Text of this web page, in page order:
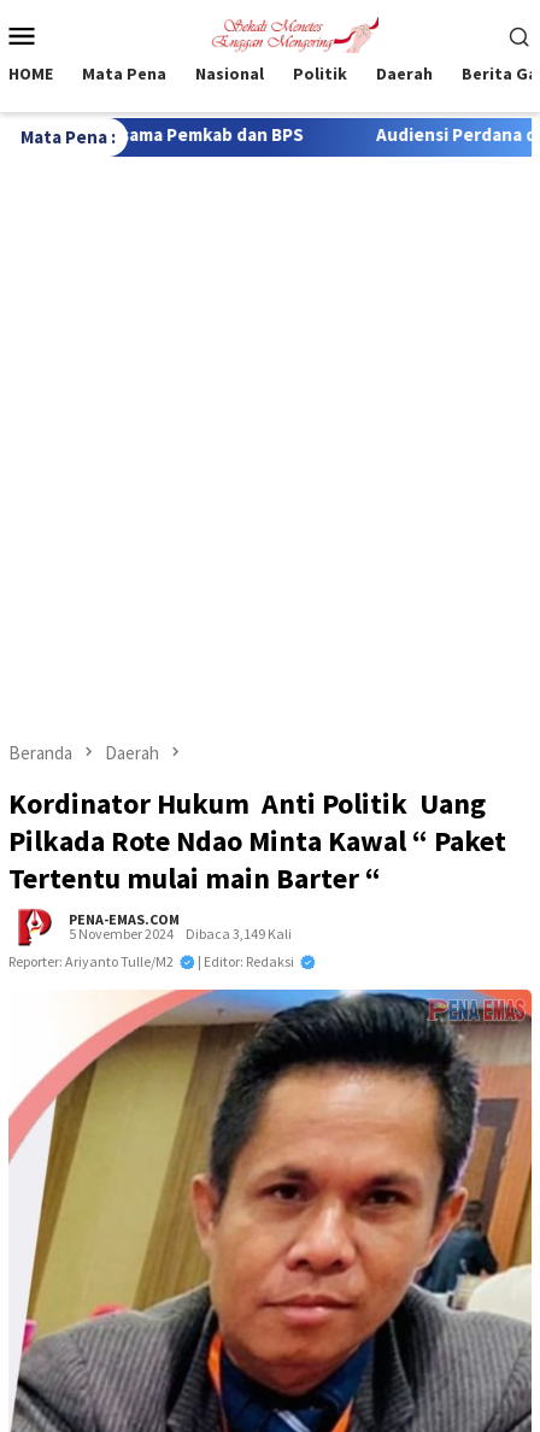
ke
Mobile
HOME Mata Pena Nasional Politik Daerah Berita
Mata Pena :
dan BPS Audiensi Perdana dengan Wartawan,
Beranda Daerah
Kordinator Hukum Anti Politik Uang
Pilkada Rote Ndao Minta Kawal “ Paket
Tertentu mulai main Barter “
PENA-EMAS.COM
5 November 2024
Dibaca 3,149 Kali
Reporter: Ariyanto Tulle/M2
| Editor: Redaksi